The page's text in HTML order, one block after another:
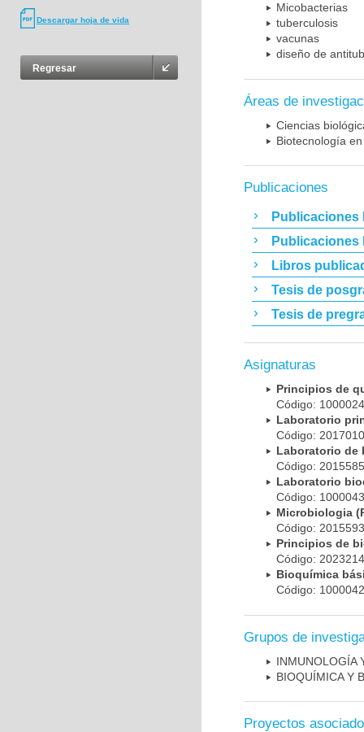
Descargar hoja de vida
Regresar
Micobacterias
tuberculosis
vacunas
diseño de
Áreas de
Ciencias
Biotecnología
Publicaciones
Publicaciones
Publicaciones
Libros
Tesis de
Tesis de
Asignaturas
Principios de
Código:
Laboratorio
Código:
Laboratorio de
Código:
Laboratorio
Código:
Microbiologia
Código:
Principios de
Código:
Bioquímica
Código:
Grupos de
INMUNOLOGÍA
BIOQUÍMICA Y
Proyectos